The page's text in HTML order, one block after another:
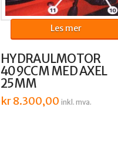
HYDRAULMOTOR
409CCM MED AXEL
25MM
kr8.300,00 inkl. mva.
Les mer